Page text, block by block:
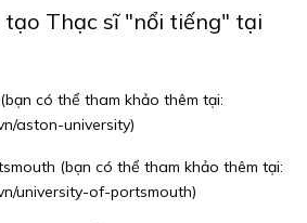
Thạc sĩ "nổi tiếng" tại
có thể tham khảo thêm tại:
aston-university)
(bạn có thể tham khảo thêm tại:
university-of-portsmouth)